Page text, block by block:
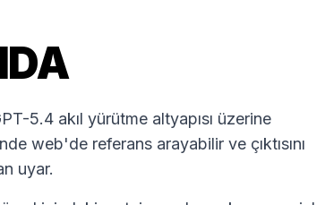
5.4 akıl yürütme altyapısı üzerine
web'de referans arayabilir ve çıktısını
uyar.